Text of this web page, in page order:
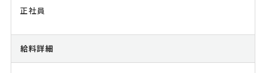
正社員
給料詳細